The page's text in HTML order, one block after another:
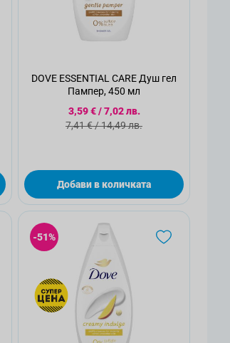
DOVE ESSENTIAL CARE Душ гел
Пампер, 450 мл
Специална цена
3,59 €/7,02 лв.
Стандартна цена
7,41 €/14,49 лв.
Добави в количката
-51%